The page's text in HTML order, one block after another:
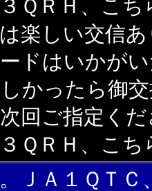
ＱＲＨ、こ
楽しい交信
ードはいかが
かったら御
回ご指定く
３ＱＲＨ、こ
ＪＡ１ＱＴ